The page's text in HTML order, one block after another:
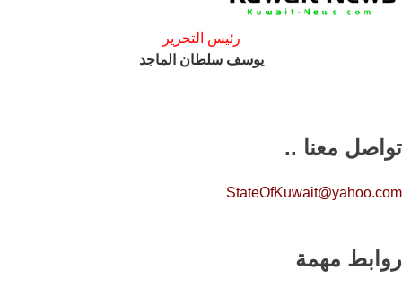
رئيس التحرير
يوسف سلطان الماجد
تواصل معنا ..
StateOfKuwait@yahoo.com
روابط مهمة